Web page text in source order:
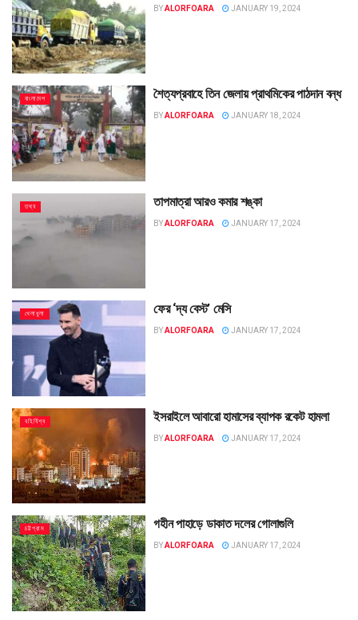
BYALORFOARA JANUARY 19, 2024
বাংলাদেশ শৈত্যপ্রবাহে তিন জেলায় প্রাথমিকের পাঠদান বন্ধ
BYALORFOARA JANUARY 18, 2024
তথ্য তাপমাত্রা আরও কমার শঙ্কা
BYALORFOARA JANUARY 17, 2024
খেলাধুলা ফের ‘দ্য বেস্ট’ মেসি
BYALORFOARA JANUARY 17, 2024
বহির্বিশ্ব ইসরাইলে আবারো হামাসের ব্যাপক রকেট হামলা
BYALORFOARA JANUARY 17, 2024
চট্টগ্রাম গহীন পাহাড়ে ডাকাত দলের গোলাগুলি
BYALORFOARA JANUARY 17, 2024